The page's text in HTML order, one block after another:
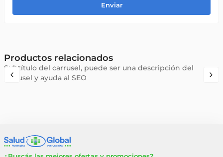
Enviar
Productos relacionados
Subtítulo del carrusel, puede ser una descripción del
carrusel y ayuda al SEO